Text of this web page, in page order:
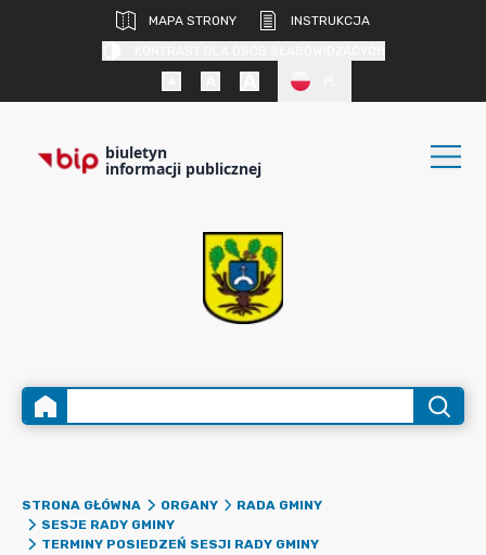
MAPA STRONY
INSTRUKCJA
biuletyn
informacji publicznej
STRONA GŁÓWNA ORGANY
RADA GMINY
SESJE RADY GMINY
TERMINY POSIEDZEŃ SESJI RADY GMINY